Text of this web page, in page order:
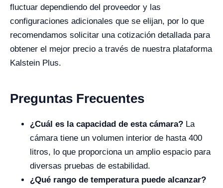
fluctuar dependiendo del proveedor y las
configuraciones adicionales que se elijan, por lo que
recomendamos solicitar una cotización detallada para
obtener el mejor precio a través de nuestra plataforma
Kalstein Plus.
Preguntas Frecuentes
¿Cuál es la capacidad de esta cámara? La
cámara tiene un volumen interior de hasta 400
litros, lo que proporciona un amplio espacio para
diversas pruebas de estabilidad.
¿Qué rango de temperatura puede alcanzar?